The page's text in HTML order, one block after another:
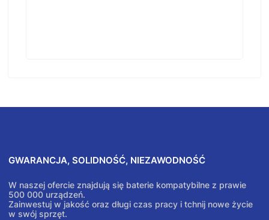
GWARANCJA, SOLIDNOŚĆ, NIEZAWODNOŚĆ
W naszej ofercie znajdują się baterie kompatybilne z prawie
500 000 urządzeń.
Zainwestuj w jakość oraz długi czas pracy i tchnij nowe życie
w swój sprzęt.